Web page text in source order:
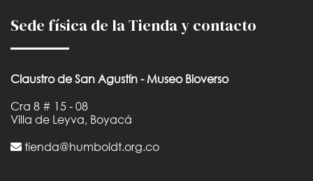
Sede física de la Tienda y contacto
Claustro de San Agustín - Museo Bioverso
Cra 8 # 15 - 08
Villa de Leyva, Boyacá
tienda@humboldt.org.co